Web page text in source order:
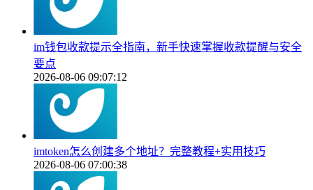
im钱包收款提示全指南，新手快速掌握收款提醒与安全
要点
2026-08-06 09:07:12
imtoken怎么创建多个地址？完整教程+实用技巧
2026-08-06 07:00:38